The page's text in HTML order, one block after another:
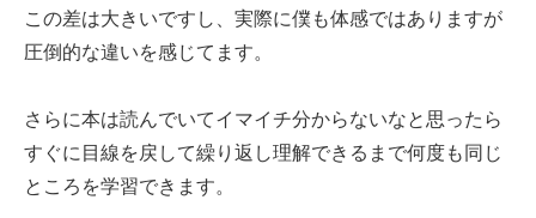
この差は大きいですし、実際に僕も体感ではありますが
圧倒的な違いを感じてます。
さらに本は読んでいてイマイチ分からないなと思ったら
すぐに目線を戻して繰り返し理解できるまで何度も同じ
ところを学習できます。